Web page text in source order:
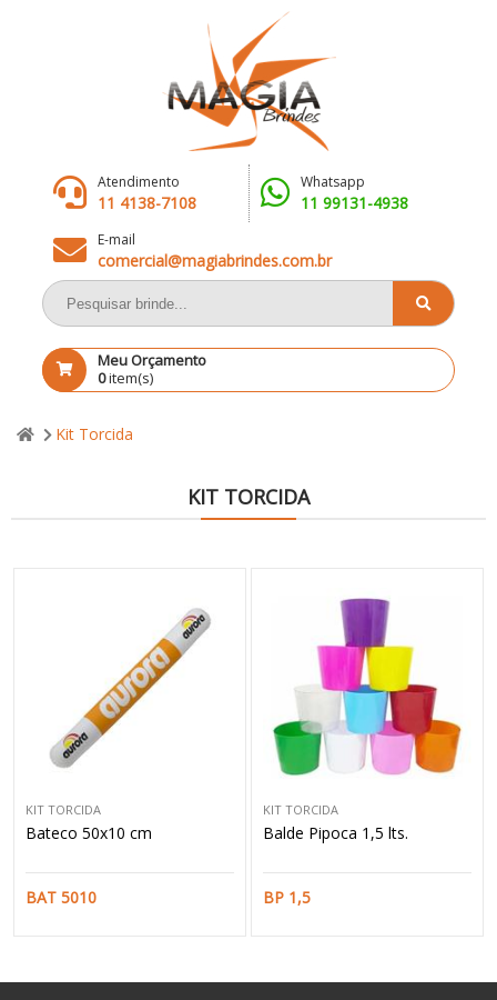
Atendimento
11 4138-7108
Whatsapp
11 99131-4938
E-mail
comercial@magiabrindes.com.br
Meu Orçamento
0item(s)
Kit Torcida
KIT TORCIDA
KIT TORCIDA
Bateco 50x10 cm
BAT 5010
KIT TORCIDA
Balde Pipoca 1,5 lts.
BP 1,5